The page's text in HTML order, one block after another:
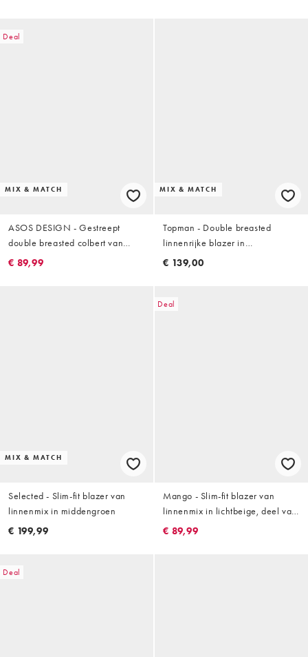
Deal
MIX & MATCH
ASOS DESIGN - Gestreept
double breasted colbert van
linnenmix met normale pasvorm
€ 89,99
MIX & MATCH
Topman - Double breasted
linnenrijke blazer in
marineblauw
€ 139,00
MIX & MATCH
Selected - Slim-fit blazer van
linnenmix in middengroen
€ 199,99
Deal
Mango - Slim-fit blazer van
linnenmix in lichtbeige, deel van
co-ord set
€ 89,99
Deal